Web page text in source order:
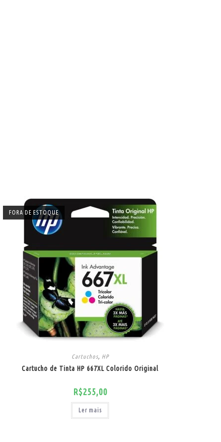
FORA DE ESTOQUE
Cartuchos, HP
Cartucho de Tinta HP 667XL Colorido Original
R$255,00
Ler mais